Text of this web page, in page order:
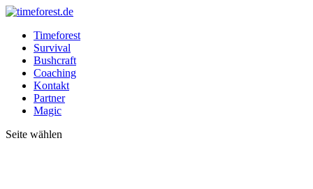
Timeforest
Survival
Bushcraft
Coaching
Kontakt
Partner
Magic
Seite wählen